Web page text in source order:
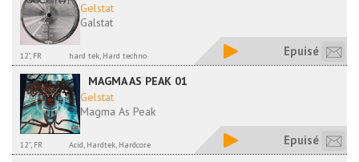
Gelstat
Galstat
12", FR hard tek, Hard techno Epuisé
MAGMA AS PEAK 01
Gelstat
Magma As Peak
12'', FR Acid, Hardtek, Hardcore Epuisé